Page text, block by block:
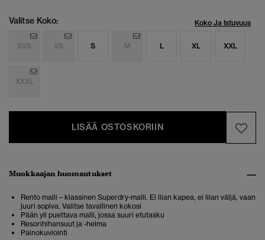
Valitse Koko: Koko Ja Istuvuus
XXS XS S M L XL XXL
XXXL
LISÄÄ OSTOSKORIIN
Muokkaajan huomautukset
Rento malli – klassinen Superdry-malli. Ei liian kapea, ei liian väljä, vaan
juuri sopiva. Valitse tavallinen kokosi
Pään yli puettava malli, jossa suuri etutasku
Resorihihansuut ja -helma
Painokuviointi